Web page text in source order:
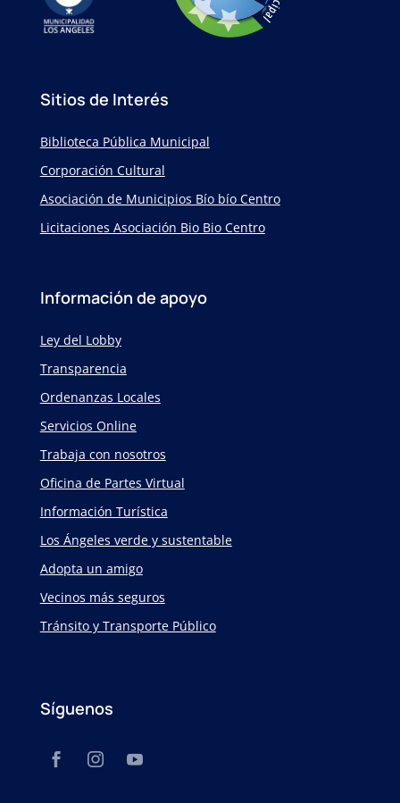
Sitios de Interés
Biblioteca Pública Municipal
Corporación Cultural
Asociación de Municipios Bío bío Centro
Licitaciones Asociación Bio Bio Centro
Información de apoyo
Ley del Lobby
Transparencia
Ordenanzas Locales
Servicios Online
Trabaja con nosotros
Oficina de Partes Virtual
Información Turística
Los Ángeles verde y sustentable
Adopta un amigo
Vecinos más seguros
Tránsito y Transporte Público
Síguenos